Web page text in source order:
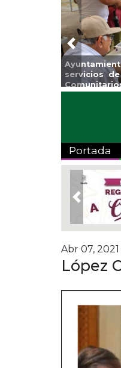
servicios
Previous
Portada
Previous
Abr 07, 2021
López